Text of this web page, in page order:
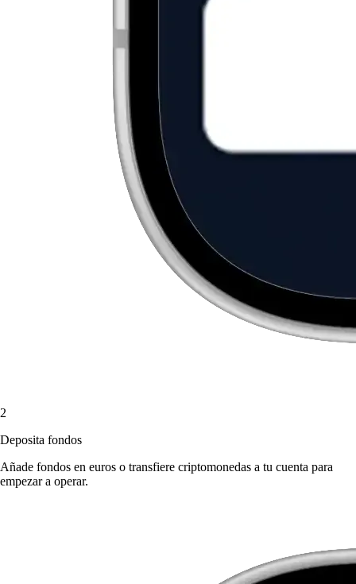
2
Deposita fondos
Añade fondos en euros o transfiere criptomonedas a tu cuenta para
empezar a operar.